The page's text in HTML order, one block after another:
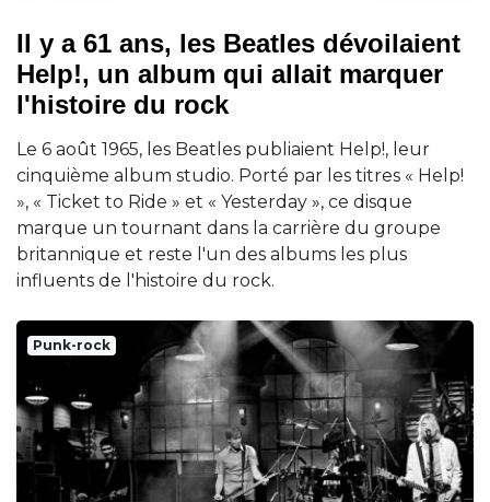
Il y a 61 ans, les Beatles dévoilaient
Help!, un album qui allait marquer
l'histoire du rock
Le 6 août 1965, les Beatles publiaient Help!, leur
cinquième album studio. Porté par les titres « Help!
», « Ticket to Ride » et « Yesterday », ce disque
marque un tournant dans la carrière du groupe
britannique et reste l'un des albums les plus
influents de l'histoire du rock.
Punk-rock